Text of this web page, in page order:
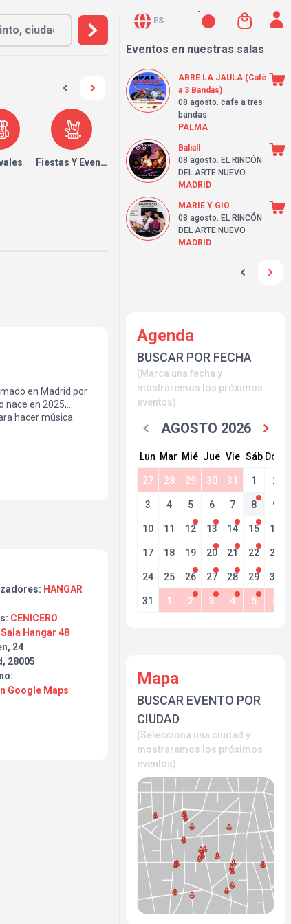
Fiestas Y Eventos
en Madrid por
nace en 2025,
hacer música
de paso una
una mezcla de
y pop de dormitorio,
HANGAR
CENICERO
Sala Hangar 48
24
28005
Google Maps
ES
Eventos en nuestras salas
ABRE LA JAULA (Café
a 3 Bandas)
08 agosto. cafe a tres
bandas
PALMA
Baliall
08 agosto. EL RINCÓN
DEL ARTE NUEVO
MADRID
MARIE Y GIO
08 agosto. EL RINCÓN
DEL ARTE NUEVO
MADRID
Agenda
BUSCAR POR FECHA
(Marca una fecha y
mostraremos los próximos
eventos)
AGOSTO 2026
Lun Mar Mié Jue Vie Sáb Dom
27 28 29 30 31 1 2
3 4 5 6 7 8 9
10 11 12 13 14 15 16
17 18 19 20 21 22 23
24 25 26 27 28 29 30
31 1 2 3 4 5 6
Mapa
BUSCAR EVENTO POR
CIUDAD
(Selecciona una ciudad y
mostraremos los próximos
eventos)